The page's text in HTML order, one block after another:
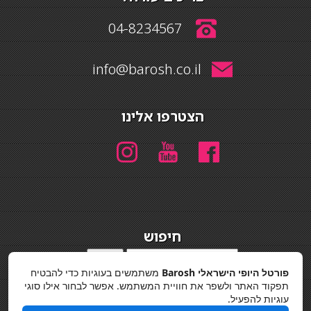
04-8234567
info@barosh.co.il
הצטרפו אלינו
חיפוש
מדיניות פרטיות
פורטל היופי הישראלי Barosh
משתמשים בעוגיות כדי להבטיח
תפקוד האתר ולשפר את חוויית המשתמש. אפשר לבחור אילו סוגי
עוגיות להפעיל.